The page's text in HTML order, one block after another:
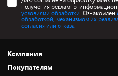
получения рекламно-
условиями обработки. Ознакомлен
обработкой, механизмом их
согласия или отказа.
Компания
О нас
Покупателям